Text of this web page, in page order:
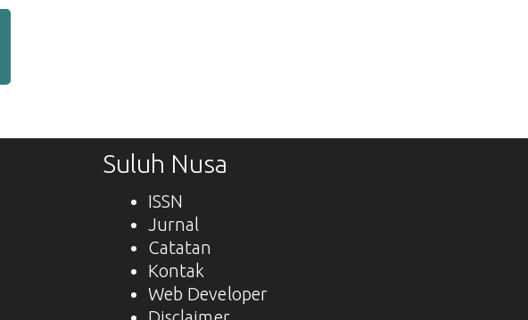
Suluh Nusa
ISSN
Jurnal
Catatan
Kontak
Web Developer